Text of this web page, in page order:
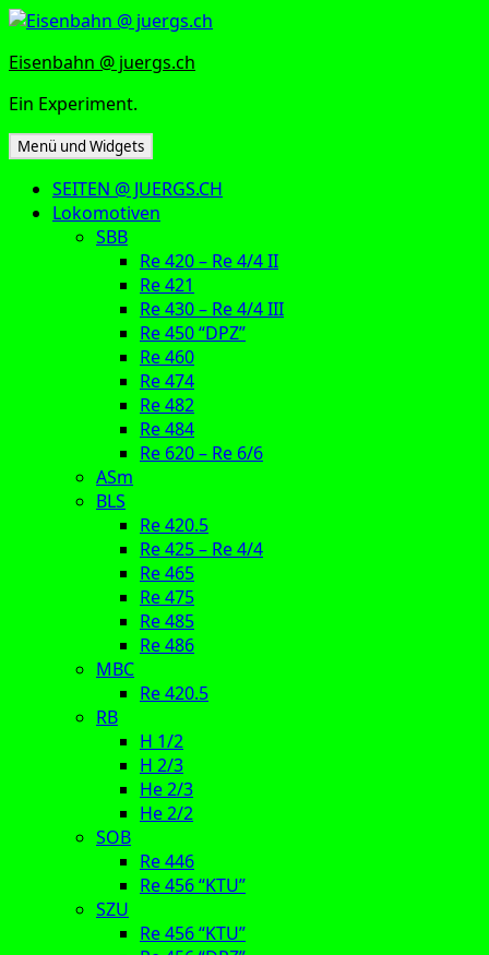
Zum
springen
Eisenbahn @ juergs.ch
Ein Experiment.
Menü und Widgets
SEITEN @ JUERGS.CH
Lokomotiven
SBB
Re 420 – Re 4/4 II
Re 421
Re 430 – Re 4/4 III
Re 450 “DPZ”
Re 460
Re 474
Re 482
Re 484
Re 620 – Re 6/6
ASm
BLS
Re 420.5
Re 425 – Re 4/4
Re 465
Re 475
Re 485
Re 486
MBC
Re 420.5
RB
H 1/2
H 2/3
He 2/3
He 2/2
SOB
Re 446
Re 456 “KTU”
SZU
Re 456 “KTU”